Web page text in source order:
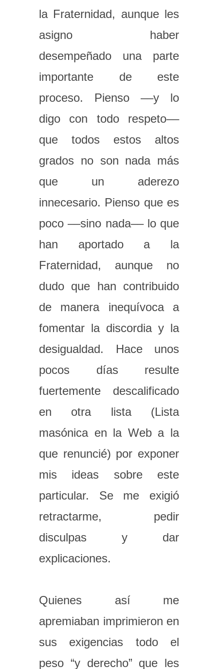
la Fraternidad, aunque les
asigno haber
desempeñado una parte
importante de este
proceso. Pienso ––y lo
digo con todo respeto––
que todos estos altos
grados no son nada más
que un aderezo
innecesario. Pienso que es
poco ––sino nada–– lo que
han aportado a la
Fraternidad, aunque no
dudo que han contribuido
de manera inequívoca a
fomentar la discordia y la
desigualdad. Hace unos
pocos días resulte
fuertemente descalificado
en otra lista (Lista
masónica en la Web a la
que renuncié) por exponer
mis ideas sobre este
particular. Se me exigió
retractarme, pedir
disculpas y dar
explicaciones.
Quienes así me
apremiaban imprimieron en
sus exigencias todo el
peso “y derecho” que les